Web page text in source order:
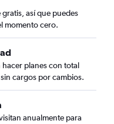
así que puedes
momento cero.
planes con total
cargos por cambios.
anualmente para